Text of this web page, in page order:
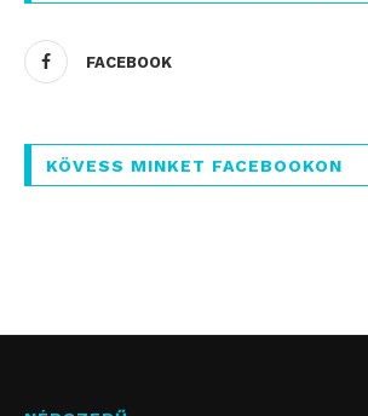
FACEBOOK
KÖVESS MINKET FACEBOOKON